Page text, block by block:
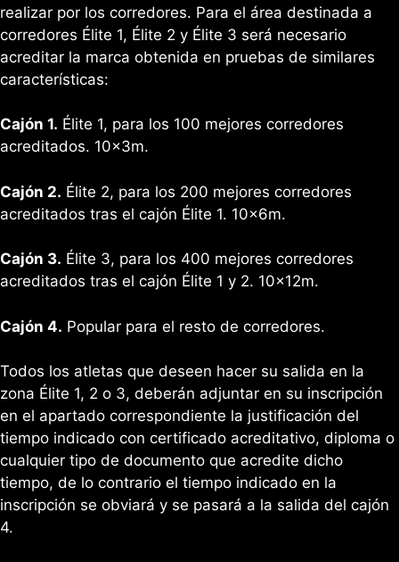
realizar por los corredores. Para el área destinada a
corredores Élite 1, Élite 2 y Élite 3 será necesario
acreditar la marca obtenida en pruebas de similares
características:
Cajón 1. Élite 1, para los 100 mejores corredores
acreditados. 10x3m.
Cajón 2. Élite 2, para los 200 mejores corredores
acreditados tras el cajón Élite 1. 10x6m.
Cajón 3. Élite 3, para los 400 mejores corredores
acreditados tras el cajón Élite 1 y 2. 10x12m.
Cajón 4. Popular para el resto de corredores.
Todos los atletas que deseen hacer su salida en la
zona Élite 1, 2 o 3, deberán adjuntar en su inscripción
en el apartado correspondiente la justificación del
tiempo indicado con certificado acreditativo, diploma o
cualquier tipo de documento que acredite dicho
tiempo, de lo contrario el tiempo indicado en la
inscripción se obviará y se pasará a la salida del cajón
4.